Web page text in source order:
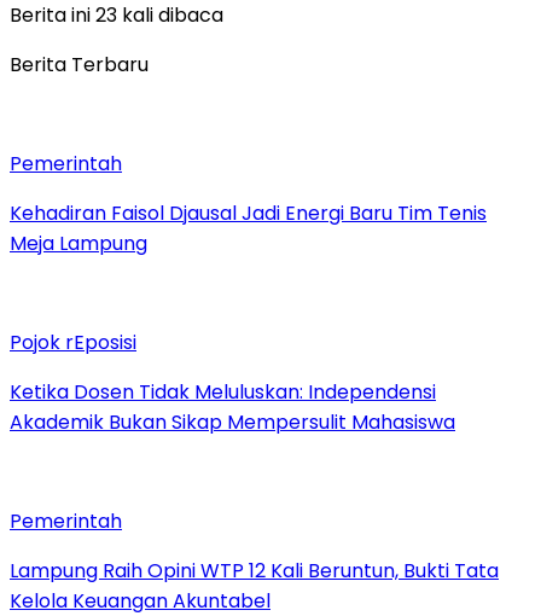
Berita ini 23 kali dibaca
Berita Terbaru
Pemerintah
Kehadiran Faisol Djausal Jadi Energi Baru Tim Tenis
Meja Lampung
Pojok rEposisi
Ketika Dosen Tidak Meluluskan: Independensi
Akademik Bukan Sikap Mempersulit Mahasiswa
Pemerintah
Lampung Raih Opini WTP 12 Kali Beruntun, Bukti Tata
Kelola Keuangan Akuntabel